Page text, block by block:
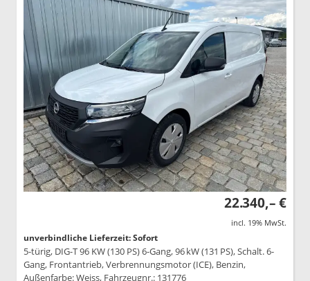
22.340,– €
incl. 19% MwSt.
unverbindliche Lieferzeit: Sofort
5-türig, DIG-T 96 KW (130 PS) 6-Gang, 96 kW (131 PS), Schalt. 6-
Gang, Frontantrieb, Verbrennungsmotor (ICE), Benzin,
Außenfarbe: Weiss, Fahrzeugnr.: 131776